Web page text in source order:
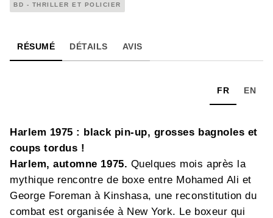
BD - THRILLER ET POLICIER
RÉSUMÉ DÉTAILS AVIS
FR EN
Harlem 1975 : black pin-up, grosses bagnoles et
coups tordus !
Harlem, automne 1975. Quelques mois après la
mythique rencontre de boxe entre Mohamed Ali et
George Foreman à Kinshasa, une reconstitution du
combat est organisée à New York. Le boxeur qui